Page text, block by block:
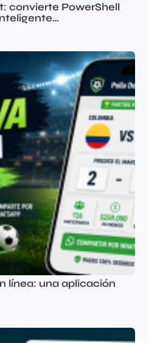
convierte PowerShell
línea: una aplicación